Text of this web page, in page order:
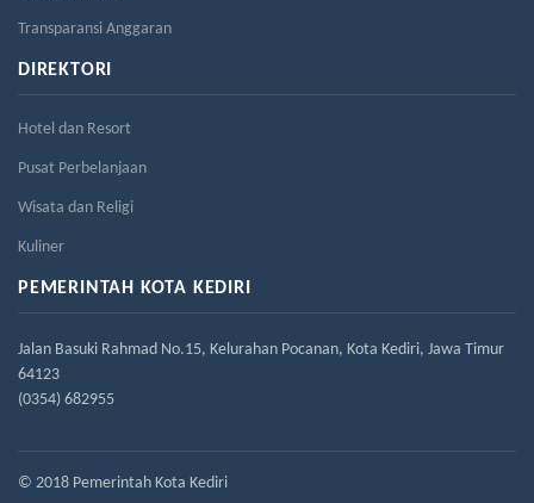
Transparansi Anggaran
DIREKTORI
Hotel dan Resort
Pusat Perbelanjaan
Wisata dan Religi
Kuliner
PEMERINTAH KOTA KEDIRI
Jalan Basuki Rahmad No.15, Kelurahan Pocanan, Kota Kediri, Jawa Timur
64123
(0354) 682955
© 2018 Pemerintah Kota Kediri